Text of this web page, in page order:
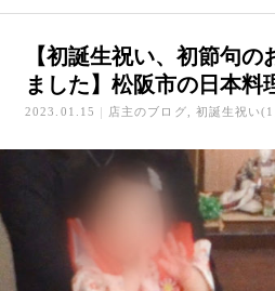
【初誕生祝い、初節句
ました】ㅤㅤㅤ松阪市の日
2023.01.15 店主のブログ 初誕生祝い